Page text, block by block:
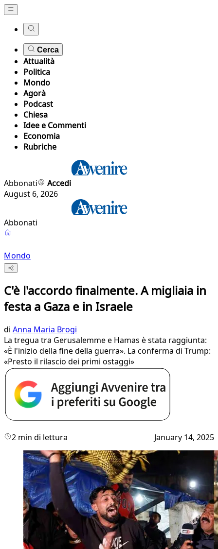
Cerca
Attualità
Politica
Mondo
Agorà
Podcast
Chiesa
Idee e Commenti
Economia
Rubriche
Abbonati
Accedi
August 6, 2026
Abbonati
Mondo
C'è l'accordo finalmente. A migliaia in
festa a Gaza e in Israele
di Anna Maria Brogi
La tregua tra Gerusalemme e Hamas è stata raggiunta:
«È l'inizio della fine della guerra». La conferma di Trump:
«Presto il rilascio dei primi ostaggi»
2 min di lettura January 14, 2025